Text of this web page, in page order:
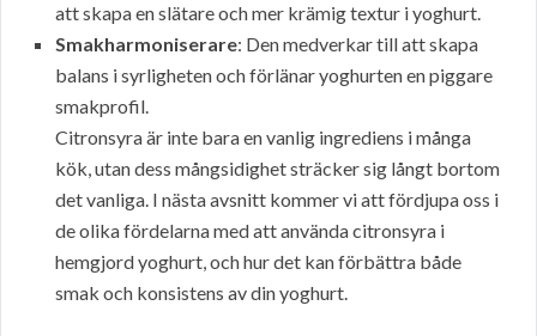
att skapa en slätare och mer krämig textur i yoghurt.
Smakharmoniserare: Den medverkar till att skapa
balans i syrligheten och förlänar yoghurten en piggare
smakprofil.
Citronsyra är inte bara en vanlig ingrediens i många
kök, utan dess mångsidighet sträcker sig långt bortom
det vanliga. I nästa avsnitt kommer vi att fördjupa oss i
de olika fördelarna med att använda citronsyra i
hemgjord yoghurt, och hur det kan förbättra både
smak och konsistens av din yoghurt.